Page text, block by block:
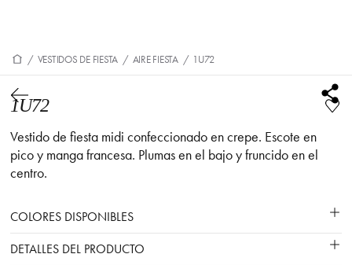
/ VESTIDOS DE FIESTA / AIRE FIESTA / 1U72
1U72
Vestido de fiesta midi confeccionado en crepe. Escote en
pico y manga francesa. Plumas en el bajo y fruncido en el
centro.
COLORES DISPONIBLES
DETALLES DEL PRODUCTO